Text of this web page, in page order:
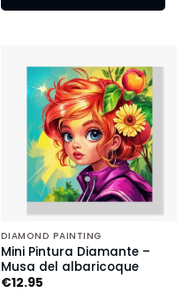
DIAMOND PAINTING
Mini Pintura Diamante –
Musa del albaricoque
€12.95